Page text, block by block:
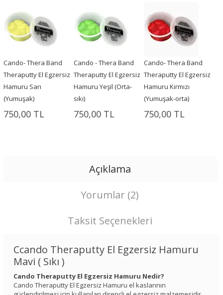
Cando- Thera Band
Theraputty El Egzersiz
Hamuru Sarı
(Yumuşak)
750,00 TL
Cando - Thera Band
Theraputty El Egzersiz
Hamuru Yeşil (Orta-
sıkı)
750,00 TL
Cando- Thera Band
Theraputty El Egzersiz
Hamuru Kırmızı
(Yumuşak-orta)
750,00 TL
Açıklama
Yorumlar (2)
Taksit Seçenekleri
Ccando Theraputty El Egzersiz Hamuru
Mavi ( Sıkı )
Cando Theraputty El Egzersiz Hamuru Nedir?
Cando Theraputty El Egzersiz Hamuru el kaslarının